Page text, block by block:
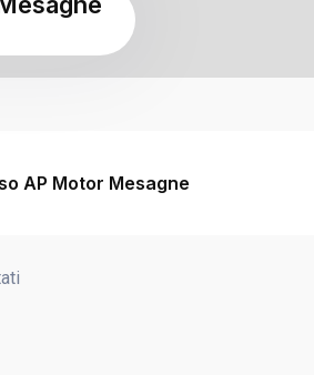
AP Motor Mesagne